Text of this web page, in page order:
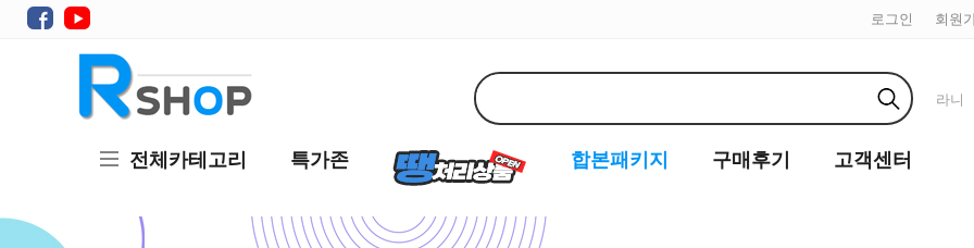
로그인 회원
라니
전체카테고리 특가존 합본패키지 구매후기 고객센터